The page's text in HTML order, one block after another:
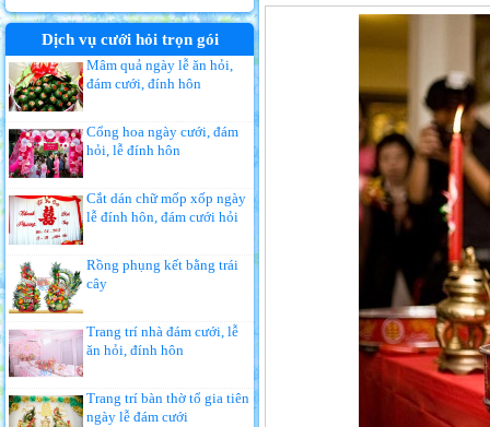
Dịch vụ cưới hỏi trọn gói
Mâm quả ngày lễ ăn hỏi,
đám cưới, đính hôn
Cổng hoa ngày cưới, đám
hỏi, lễ đính hôn
Cắt dán chữ mốp xốp ngày
lễ đính hôn, đám cưới hỏi
Rồng phụng kết bằng trái
cây
Trang trí nhà đám cưới, lễ
ăn hỏi, đính hôn
Trang trí bàn thờ tổ gia tiên
ngày lễ đám cưới